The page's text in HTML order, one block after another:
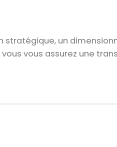
stratégique, un
vous assurez une